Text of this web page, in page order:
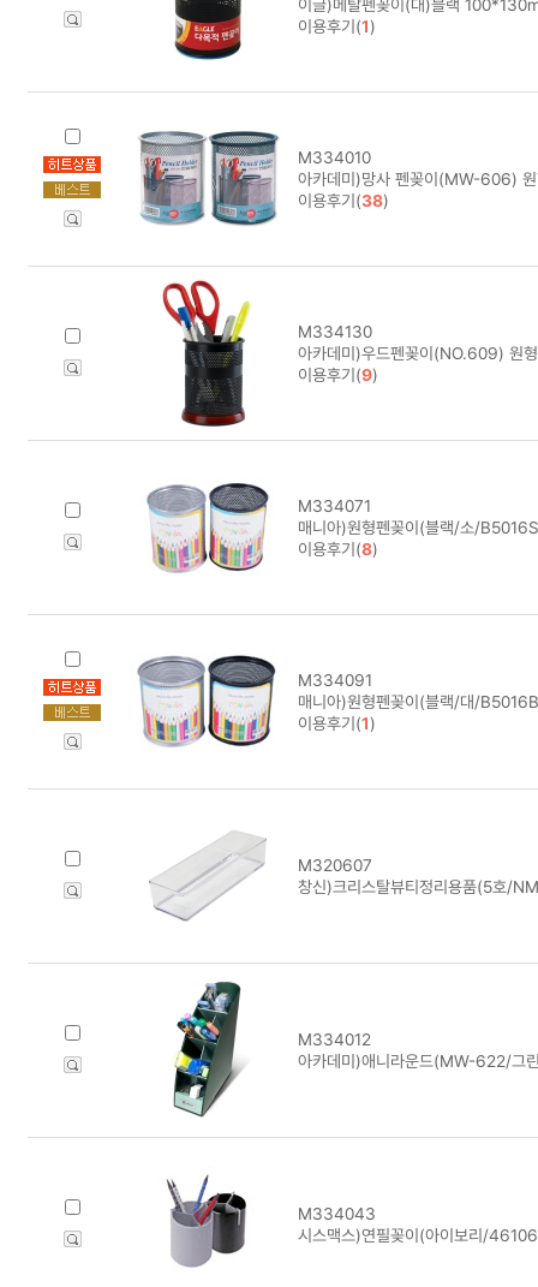
이글)메탈펜꽂이(대)블랙
이용후기(1)
M334010
아카데미)망사 펜꽂이(MW-606)
이용후기(38)
M334130
아카데미)우드펜꽂이(NO.609) 원
이용후기(9)
M334071
매니아)원형펜꽂이(블랙/소/
이용후기(8)
M334091
매니아)원형펜꽂이(블랙/대/
이용후기(1)
M320607
창신)크리스탈뷰티정리용품(5호/
M334012
아카데미)애니라운드(MW-622/그
M334043
시스맥스)연필꽂이(아이보리/